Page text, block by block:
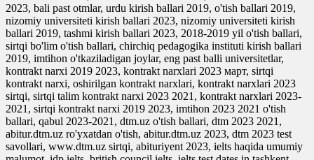
2023, bali past otmlar, urdu kirish ballari 2019, o'tish ballari 2019,
nizomiy universiteti kirish ballari 2023, nizomiy universiteti kirish
ballari 2019, tashmi kirish ballari 2023, 2018-2019 yil o'tish ballari,
sirtqi bo'lim o'tish ballari, chirchiq pedagogika instituti kirish ballari
2019, imtihon o'tkaziladigan joylar, eng past balli universitetlar,
kontrakt narxi 2019 2023, kontrakt narxlari 2023 март, sirtqi
kontrakt narxi, oshirilgan kontrakt narxlari, kontrakt narxlari 2023
sirtqi, sirtqi talim kontrakt narxi 2023 2021, kontrakt narxlari 2023-
2021, sirtqi kontrakt narxi 2019 2023, imtihon 2023 2021 o'tish
ballari, qabul 2023-2021, dtm.uz o'tish ballari, dtm 2023 2021,
abitur.dtm.uz ro'yxatdan o'tish, abitur.dtm.uz 2023, dtm 2023 test
savollari, www.dtm.uz sirtqi, abituriyent 2023, ielts haqida umumiy